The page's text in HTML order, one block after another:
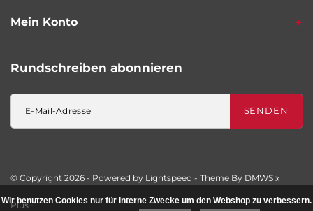
Mein Konto
Rundschreiben abonnieren
SENDEN
© Copyright 2026 - Powered by Lightspeed - Theme By DMWS x
Plus+
Wir benutzen Cookies nur für interne Zwecke um den Webshop zu verbessern.